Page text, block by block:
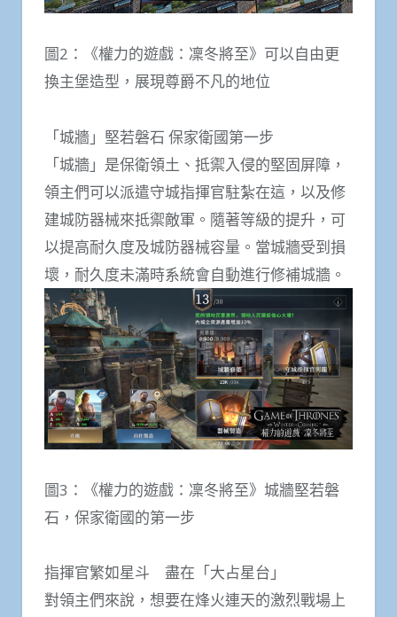
圖2：《權力的遊戲：凜冬將至》可以自由更
換主堡造型，展現尊爵不凡的地位
「城牆」堅若磐石 保家衛國第一步
「城牆」是保衛領土、抵禦入侵的堅固屏障，
領主們可以派遣守城指揮官駐紮在這，以及修
建城防器械來抵禦敵軍。隨著等級的提升，可
以提高耐久度及城防器械容量。當城牆受到損
壞，耐久度未滿時系統會自動進行修補城牆。
圖3：《權力的遊戲：凜冬將至》城牆堅若磐
石，保家衛國的第一步
指揮官繁如星斗 盡在「大占星台」
對領主們來說，想要在烽火連天的激烈戰場上